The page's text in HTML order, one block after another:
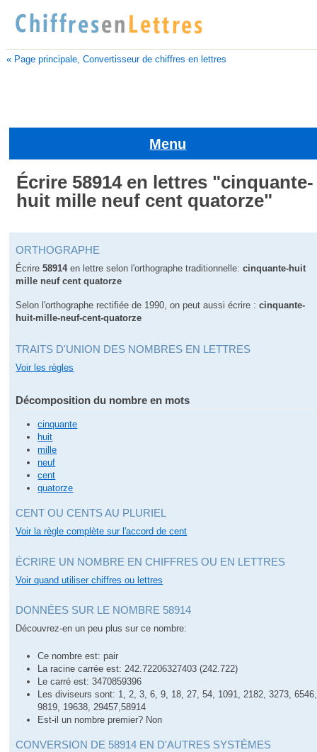
« Page principale, Convertisseur de chiffres en lettres
Menu
Écrire 58914 en lettres "cinquante-
huit mille neuf cent quatorze"
ORTHOGRAPHE
Écrire58914en lettre selon l'orthographe traditionnelle:cinquante-huit
mille neuf cent quatorze
Selon l'orthographe rectifiée de 1990, on peut aussi écrire :cinquante-
huit-mille-neuf-cent-quatorze
TRAITS D'UNION DES NOMBRES EN LETTRES
Voir les règles
Décomposition du nombre en mots
cinquante
huit
mille
neuf
cent
quatorze
CENT OU CENTS AU PLURIEL
Voir la règle complète sur l'accord de cent
ÉCRIRE UN NOMBRE EN CHIFFRES OU EN LETTRES
Voir quand utiliser chiffres ou lettres
DONNÉES SUR LE NOMBRE 58914
Découvrez-en un peu plus sur ce nombre:
Ce nombre est: pair
La racine carrée est: 242.72206327403 (242.722)
Le carré est: 3470859396
Les diviseurs sont: 1, 2, 3, 6, 9, 18, 27, 54, 1091, 2182, 3273, 6546,
9819, 19638, 29457,58914
Est-il un nombre premier? Non
CONVERSION DE 58914 EN D'AUTRES SYSTÈMES